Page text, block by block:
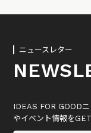
ニュースレター
IDEAS FOR GOOD
やイベント情報を